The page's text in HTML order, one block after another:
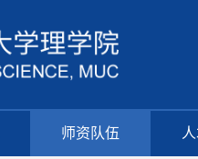
师资队伍